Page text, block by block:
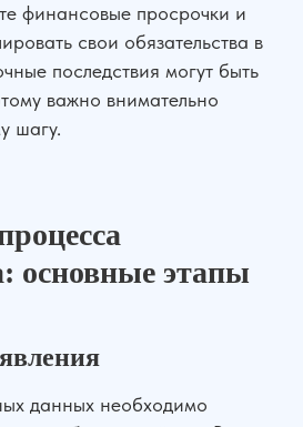
финансовые просрочки и
свои обязательства в
последствия могут быть
важно внимательно
шагу.
основные этапы
данных необходимо